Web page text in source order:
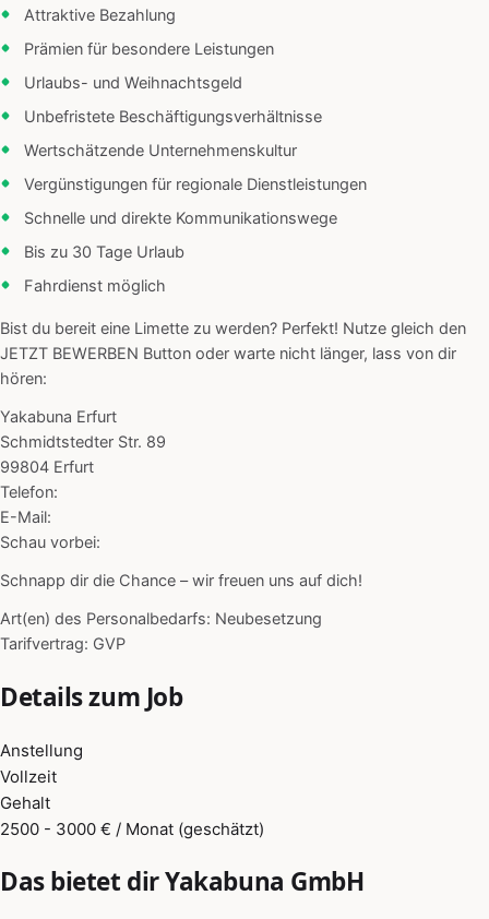
Attraktive Bezahlung
Prämien für besondere Leistungen
Urlaubs- und Weihnachtsgeld
Unbefristete Beschäftigungsverhältnisse
Wertschätzende Unternehmenskultur
Vergünstigungen für regionale Dienstleistungen
Schnelle und direkte Kommunikationswege
Bis zu 30 Tage Urlaub
Fahrdienst möglich
Bist du bereit eine Limette zu werden? Perfekt! Nutze gleich den
JETZT BEWERBEN Button oder warte nicht länger, lass von dir
hören:
Yakabuna Erfurt
Schmidtstedter Str. 89
99804 Erfurt
Telefon:
E-Mail:
Schau vorbei:
Schnapp dir die Chance – wir freuen uns auf dich!
Art(en) des Personalbedarfs: Neubesetzung
Tarifvertrag: GVP
Details zum Job
Anstellung
Vollzeit
Gehalt
2500 - 3000 € / Monat (geschätzt)
Das bietet dir Yakabuna GmbH